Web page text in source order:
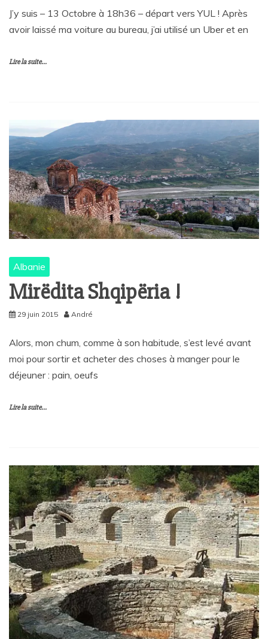
J’y suis – 13 Octobre à 18h36 – départ vers YUL ! Après
avoir laissé ma voiture au bureau, j’ai utilisé un Uber et en
Lire la suite...
Albanie
Mirëdita Shqipëria !
29 juin 2015 André
Alors, mon chum, comme à son habitude, s’est levé avant
moi pour sortir et acheter des choses à manger pour le
déjeuner : pain, oeufs
Lire la suite...